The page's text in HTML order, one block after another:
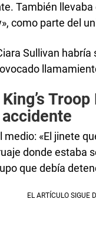
También
como parte del
Sullivan
medio: «El jinete
donde estaba
que debía